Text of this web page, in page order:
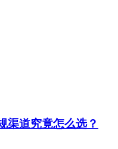
渠道究竟怎么选？